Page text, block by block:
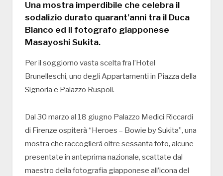
Una mostra imperdibile che celebra il
sodalizio durato quarant’anni tra il Duca
Bianco ed il fotografo giapponese
Masayoshi Sukita.
Per il soggiorno vasta scelta fra l’Hotel
Brunelleschi, uno degli Appartamenti in Piazza della
Signoria e Palazzo Ruspoli.
Dal 30 marzo al 18 giugno Palazzo Medici Riccardi
di Firenze ospiterà “Heroes – Bowie by Sukita”, una
mostra che raccoglierà oltre sessanta foto, alcune
presentate in anteprima nazionale, scattate dal
maestro della fotografia giapponese all’icona del